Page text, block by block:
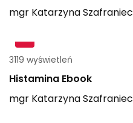
mgr KatarzynaSzafraniec
3119 wyświetleń
Histamina Ebook
mgr KatarzynaSzafraniec